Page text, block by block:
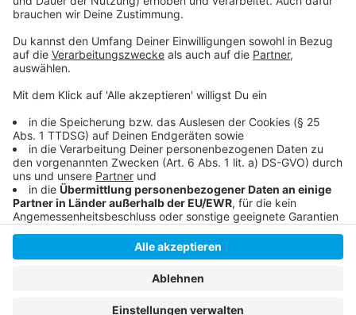
Hier berichtet RP Online vom "New Heart On The
Block" am Kennedydamm
Anzeige
Anzeige